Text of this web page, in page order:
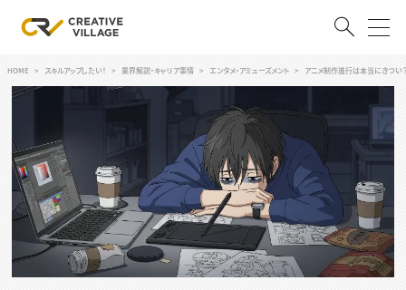
会員登録
RECRUIT
クリエイター求人を探す
CREATIVE JOB求人検索
特集求人
採用説明会
HOME スキルアップしたい！ 業界解説・キャリア事情 エンタメ・アミューズメント アニメ制作進行は本当にきつい